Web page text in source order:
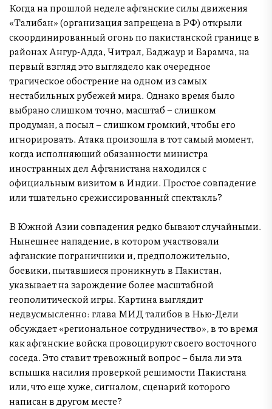
Когда на прошлой неделе афганские силы движения
«Талибан» (организация запрещена в РФ) открыли
скоординированный огонь по пакистанской границе в
районах Ангур-Адда, Читрал, Баджаур и Барамча, на
первый взгляд это выглядело как очередное
трагическое обострение на одном из самых
нестабильных рубежей мира. Однако время было
выбрано слишком точно, масштаб – слишком
продуман, а посыл – слишком громкий, чтобы его
игнорировать. Атака произошла в тот самый момент,
когда исполняющий обязанности министра
иностранных дел Афганистана находился с
официальным визитом в Индии. Простое совпадение
или тщательно срежиссированный спектакль?
В Южной Азии совпадения редко бывают случайными.
Нынешнее нападение, в котором участвовали
афганские пограничники и, предположительно,
боевики, пытавшиеся проникнуть в Пакистан,
указывает на зарождение более масштабной
геополитической игры. Картина выглядит
недвусмысленно: глава МИД талибов в Нью-Дели
обсуждает «региональное сотрудничество», в то время
как афганские войска провоцируют своего восточного
соседа. Это ставит тревожный вопрос – была ли эта
вспышка насилия проверкой решимости Пакистана
или, что еще хуже, сигналом, сценарий которого
написан в другом месте?